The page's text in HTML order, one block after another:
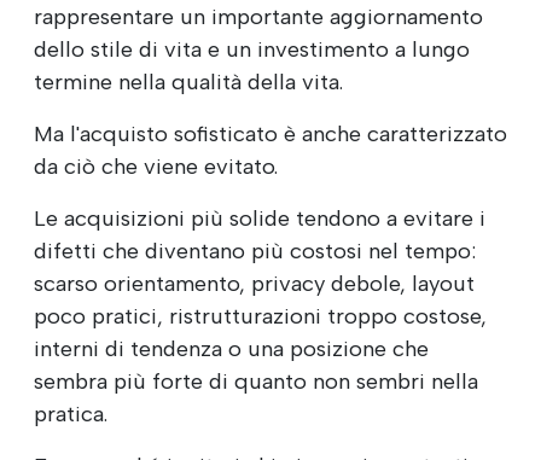
rappresentare un importante aggiornamento
dello stile di vita e un investimento a lungo
termine nella qualità della vita.
Ma l'acquisto sofisticato è anche caratterizzato
da ciò che viene evitato.
Le acquisizioni più solide tendono a evitare i
difetti che diventano più costosi nel tempo:
scarso orientamento, privacy debole, layout
poco pratici, ristrutturazioni troppo costose,
interni di tendenza o una posizione che
sembra più forte di quanto non sembri nella
pratica.